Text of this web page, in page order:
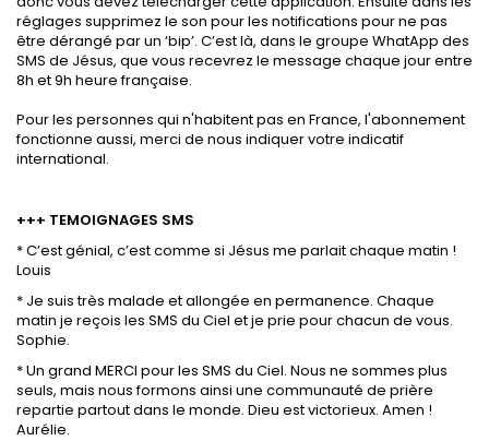
réglages supprimez le son pour les notifications pour ne pas
être dérangé par un ‘bip’. C’est là, dans le groupe WhatApp des
SMS de Jésus, que vous recevrez le message chaque jour entre
8h et 9h heure française.
Pour les personnes qui n'habitent pas en France, l'abonnement
fonctionne aussi, merci de nous indiquer votre indicatif
international.
+++ TEMOIGNAGES SMS
* C’est génial, c’est comme si Jésus me parlait chaque matin !
Louis
* Je suis très malade et allongée en permanence. Chaque
matin je reçois les SMS du Ciel et je prie pour chacun de vous.
Sophie.
* Un grand MERCI pour les SMS du Ciel. Nous ne sommes plus
seuls, mais nous formons ainsi une communauté de prière
repartie partout dans le monde. Dieu est victorieux. Amen !
Aurélie.